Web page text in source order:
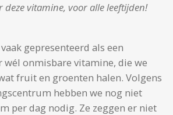
deze vitamine, voor alle leeftijden!
gepresenteerd als een
wél onmisbare vitamine, die we
fruit en groenten halen. Volgens
hebben we nog niet
per dag nodig. Ze zeggen er niet